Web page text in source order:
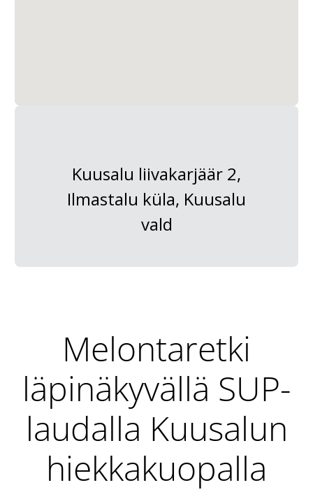
Kuusalu liivakarjäär 2,
Ilmastalu küla, Kuusalu
vald
Melontaretki
läpinäkyvällä SUP-
laudalla Kuusalun
hiekkakuopalla